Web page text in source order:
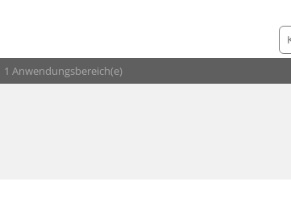
1 Anwendungsbereich(e)